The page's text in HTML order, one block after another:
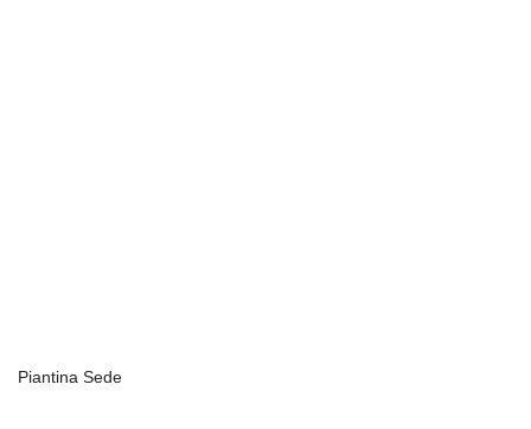
Piantina Sede